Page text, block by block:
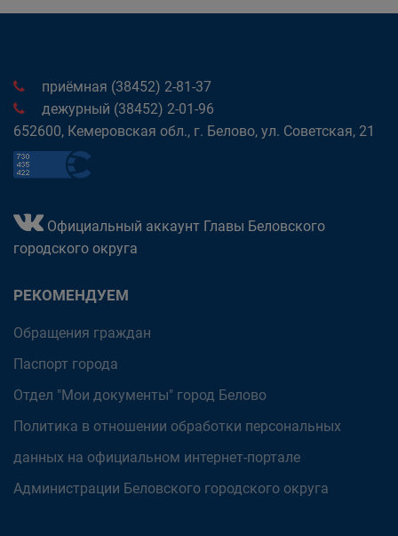
приёмная (38452) 2-81-37
дежурный (38452) 2-01-96
652600, Кемеровская обл., г. Белово, ул. Советская, 21
Официальный аккаунт Главы Беловского
городского округа
РЕКОМЕНДУЕМ
Обращения граждан
Паспорт города
Отдел "Мои документы" город Белово
Политика в отношении обработки персональных
данных на официальном интернет-портале
Администрации Беловского городского округа